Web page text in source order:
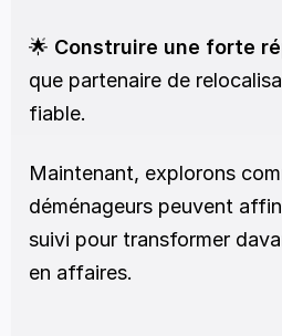
🌟 Construire une forte
que partenaire de
fiable.
Maintenant, explorons
déménageurs peuvent
suivi pour transformer
en affaires.